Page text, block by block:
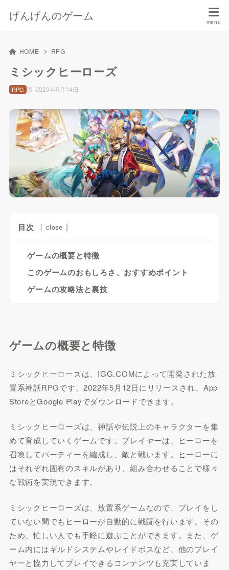
げんげんのゲーム
HOME RPG
ミシックヒーローズ
2023年6月14日
RPG
目次 [ close ]
ゲームの概要と特徴
このゲームのおもしろさ、おすすめポイント
ゲームの攻略法と裏技
ゲームの概要と特徴
ミシックヒーローズは、IGG.COMによって開発された放
置系神話RPGです。2022年5月12日にリリースされ、App
StoreとGoogle Playでダウンロードできます。
ミシックヒーローズは、神話や伝説上のキャラクターを集
めて育成していくゲームです。プレイヤーは、ヒーローを
召喚してパーティーを編成し、敵と戦います。ヒーローに
はそれぞれ固有のスキルがあり、組み合わせることで様々
な戦術を実現できます。
ミシックヒーローズは、放置系ゲームなので、プレイをし
ていない間でもヒーローが自動的に戦闘を行います。その
ため、忙しい人でも手軽に遊ぶことができます。また、ゲ
ーム内にはギルドシステムやレイドボスなど、他のプレイ
ヤーと協力してプレイできるコンテンツも充実していま